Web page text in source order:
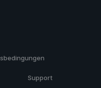
Support